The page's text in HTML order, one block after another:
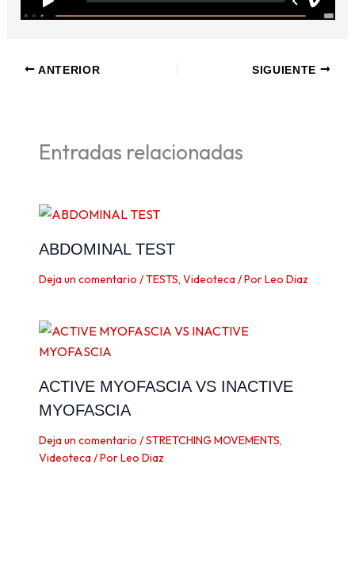
ANTERIOR SIGUIENTE
Entradas relacionadas
ABDOMINAL TEST
Deja un comentario /TESTS, Videoteca/ PorLeo Diaz
ACTIVE MYOFASCIA VS INACTIVE
MYOFASCIA
Deja un comentario /STRETCHING MOVEMENTS,
Videoteca/ PorLeo Diaz